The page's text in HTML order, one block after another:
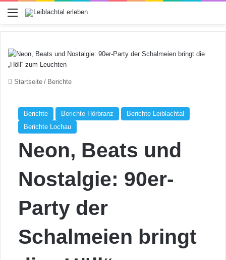
Menü
Startseite / Berichte
Berichte Berichte Hörbranz
Berichte Leiblachtal
Berichte Lochau
Neon, Beats und
Nostalgie: 90er-
Party der
Schalmeien bringt